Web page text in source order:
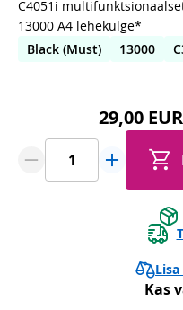
C4051i
13000 A4 lehekülge*
Black (Must)
13000
29,00 EUR
Kas